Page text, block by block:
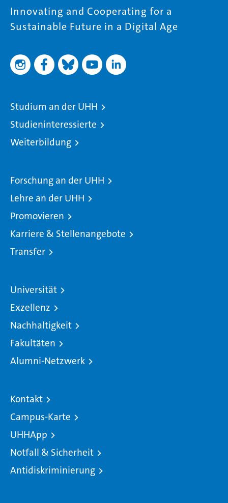
Innovating and Cooperating for a
Sustainable Future in a Digital Age
Studium an der UHH
Studieninteressierte
Weiterbildung
Forschung an der UHH
Lehre an der UHH
Promovieren
Karriere & Stellenangebote
Transfer
Universität
Exzellenz
Nachhaltigkeit
Fakultäten
Alumni-Netzwerk
Kontakt
Campus-Karte
UHHApp
Notfall & Sicherheit
Antidiskriminierung